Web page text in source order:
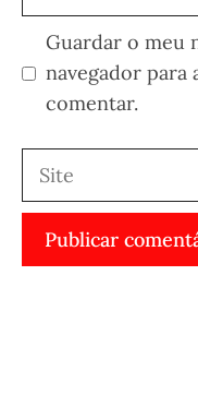
Guardar o meu
navegador para
comentar.
Site